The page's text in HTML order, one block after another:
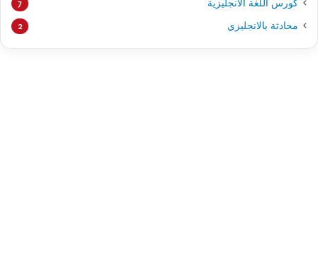
كورس اللغة الانجليزية 7
محادثة بالانجليزي 2